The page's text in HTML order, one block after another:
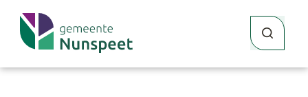
Waar
Zoekknop